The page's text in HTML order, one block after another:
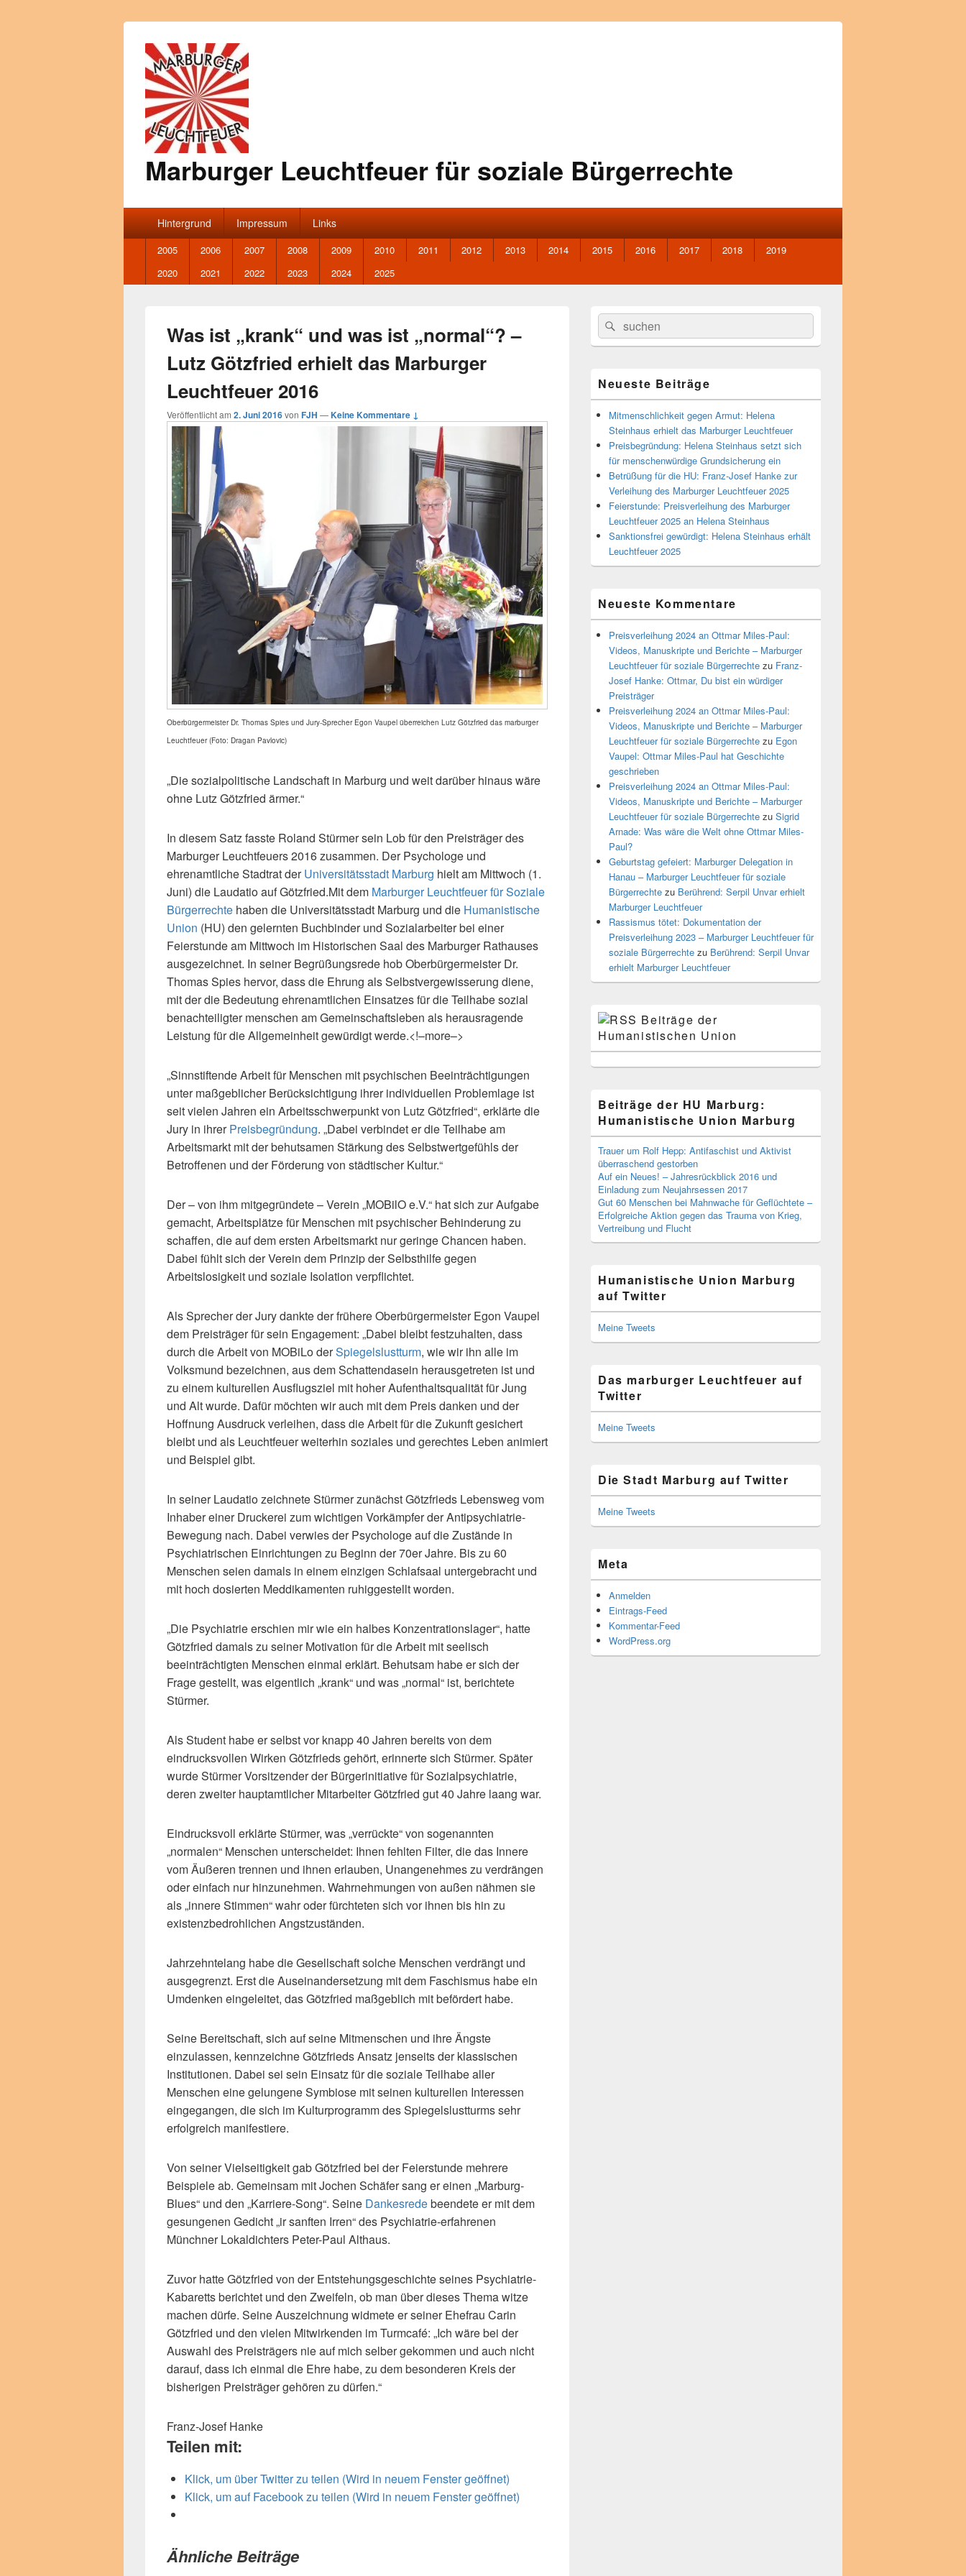
Marburger Leuchtfeuer für soziale Bürgerrechte
HauptmenüHintergrund Impressum Links
Secondary
2005 2006 2007 2008 2009 2010 2011 2012 2013 2014 2015 2016 2017 2018
2019
2020
2021 2022 2023 2024 2025
Was ist „krank“ und was ist „normal“? –
Lutz Götzfried erhielt das Marburger
Leuchtfeuer 2016
Veröffentlicht am 2. Juni 2016von FJH —Keine Kommentare ↓
Oberbürgermeister Dr. Thomas Spies und Jury-Sprecher Egon Vaupel überreichen Lutz Götzfried das marburger
Leuchtfeuer (Foto: Dragan Pavlovic)
„Die sozialpolitische Landschaft in Marburg und weit darüber hinaus wäre
ohne Lutz Götzfried ärmer.“
In diesem Satz fasste Roland Stürmer sein Lob für den Preisträger des
Marburger Leuchtfeuers 2016 zusammen. Der Psychologe und
ehrenamtliche Stadtrat derUniversitätsstadt Marburg hielt am Mittwoch (1.
Juni) die Laudatio auf Götzfried.Mit dem Marburger Leuchtfeuer für Soziale
Bürgerrechte haben die Universitätsstadt Marburg und die Humanistische
Union (HU) den gelernten Buchbinder und Sozialarbeiter bei einer
Feierstunde am Mittwoch im Historischen Saal des Marburger Rathauses
ausgezeichnet. In seiner Begrüßungsrede hob Oberbürgermeister Dr.
Thomas Spies hervor, dass die Ehrung als Selbstvergewisserung diene,
mit der die Bedeutung ehrenamtlichen Einsatzes für die Teilhabe sozial
benachteiligter menschen am Gemeinschaftsleben als herausragende
Leistung für die Allgemeinheit gewürdigt werde.<!–more–>
„Sinnstiftende Arbeit für Menschen mit psychischen Beeinträchtigungen
unter maßgeblicher Berücksichtigung ihrer individuellen Problemlage ist
seit vielen Jahren ein Arbeitsschwerpunkt von Lutz Götzfried“, erklärte die
Jury in ihrerPreisbegründung. „Dabei verbindet er die Teilhabe am
Arbeitsmarkt mit der behutsamen Stärkung des Selbstwertgefühls der
Betroffenen und der Förderung von städtischer Kultur.“
Der – von ihm mitgegründete – Verein „MOBilO e.V.“ hat sich zur Aufgabe
gemacht, Arbeitsplätze für Menschen mit psychischer Behinderung zu
schaffen, die auf dem ersten Arbeitsmarkt nur geringe Chancen haben.
Dabei fühlt sich der Verein dem Prinzip der Selbsthilfe gegen
Arbeitslosigkeit und soziale Isolation verpflichtet.
Als Sprecher der Jury dankte der frühere Oberbürgermeister Egon Vaupel
dem Preisträger für sein Engagement: „Dabei bleibt festzuhalten, dass
durch die Arbeit von MOBiLo derSpiegelslustturm, wie wir ihn alle im
Volksmund bezeichnen, aus dem Schattendasein herausgetreten ist und
zu einem kulturellen Ausflugsziel mit hoher Aufenthaltsqualität für Jung
und Alt wurde. Dafür möchten wir auch mit dem Preis danken und der
Hoffnung Ausdruck verleihen, dass die Arbeit für die Zukunft gesichert
bleibt und als Leuchtfeuer weiterhin soziales und gerechtes Leben animiert
und Beispiel gibt.
In seiner Laudatio zeichnete Stürmer zunächst Götzfrieds Lebensweg vom
Inhaber einer Druckerei zum wichtigen Vorkämpfer der Antipsychiatrie-
Bewegung nach. Dabei verwies der Psychologe auf die Zustände in
Psychiatrischen Einrichtungen zu Beginn der 70er Jahre. Bis zu 60
Menschen seien damals in einem einzigen Schlafsaal untergebracht und
mit hoch dosierten Meddikamenten ruhiggestellt worden.
„Die Psychiatrie erschien mir wie ein halbes Konzentrationslager“, hatte
Götzfried damals zu seiner Motivation für die Arbeit mit seelisch
beeinträchtigten Menschen einmal erklärt. Behutsam habe er sich der
Frage gestellt, was eigentlich „krank“ und was „normal“ ist, berichtete
Stürmer.
Als Student habe er selbst vor knapp 40 Jahren bereits von dem
eindrucksvollen Wirken Götzfrieds gehört, erinnerte sich Stürmer. Später
wurde Stürmer Vorsitzender der Bürgerinitiative für Sozialpsychiatrie,
deren zweiter hauptamtlicher Mitarbeiter Götzfried gut 40 Jahre laang war.
Eindrucksvoll erklärte Stürmer, was „verrückte“ von sogenannten
„normalen“ Menschen unterscheidet: Ihnen fehlten Filter, die das Innere
vom Äußeren trennen und ihnen erlauben, Unangenehmes zu verdrängen
oder einfach nur hinzunehmen. Wahrnehmungen von außen nähmen sie
als „innere Stimmen“ wahr oder fürchteten sich vor ihnen bis hin zu
existenzbedrohlichen Angstzuständen.
Jahrzehntelang habe die Gesellschaft solche Menschen verdrängt und
ausgegrenzt. Erst die Auseinandersetzung mit dem Faschismus habe ein
Umdenken eingeleitet, das Götzfried maßgeblich mit befördert habe.
Seine Bereitschaft, sich auf seine Mitmenschen und ihre Ängste
einzulassen, kennzeichne Götzfrieds Ansatz jenseits der klassischen
Institutionen. Dabei sei sein Einsatz für die soziale Teilhabe aller
Menschen eine gelungene Symbiose mit seinen kulturellen Interessen
eingegangen, die sich im Kulturprogramm des Spiegelslustturms sehr
erfolgreich manifestiere.
Von seiner Vielseitigkeit gab Götzfried bei der Feierstunde mehrere
Beispiele ab. Gemeinsam mit Jochen Schäfer sang er einen „Marburg-
Blues“ und den „Karriere-Song“. Seine Dankesredebeendete er mit dem
gesungenen Gedicht „ir sanften Irren“ des Psychiatrie-erfahrenen
Münchner Lokaldichters Peter-Paul Althaus.
Zuvor hatte Götzfried von der Entstehungsgeschichte seines Psychiatrie-
Kabaretts berichtet und den Zweifeln, ob man über dieses Thema witze
machen dürfe. Seine Auszeichnung widmete er seiner Ehefrau Carin
Götzfried und den vielen Mitwirkenden im Turmcafé: „Ich wäre bei der
Auswahl des Preisträgers nie auf mich selber gekommen und auch nicht
darauf, dass ich einmal die Ehre habe, zu dem besonderen Kreis der
bisherigen Preisträger gehören zu dürfen.“
Franz-Josef Hanke
Teilen mit:
Klick, um über Twitter zu teilen (Wird in neuem Fenster geöffnet)
Klick, um auf Facebook zu teilen (Wird in neuem Fenster geöffnet)
Ähnliche Beiträge
Primärer
Seitenleisten
Widget-
Bereich
Search
for:
Suche
Neueste Beiträge
Mitmenschlichkeit gegen Armut: Helena
Steinhaus erhielt das Marburger Leuchtfeuer
Preisbegründung: Helena Steinhaus setzt sich
für menschenwürdige Grundsicherung ein
Betrüßung für die HU: Franz-Josef Hanke zur
Verleihung des Marburger Leuchtfeuer 2025
Feierstunde: Preisverleihung des Marburger
Leuchtfeuer 2025 an Helena Steinhaus
Sanktionsfrei gewürdigt: Helena Steinhaus erhält
Leuchtfeuer 2025
Neueste Kommentare
Preisverleihung 2024 an Ottmar Miles-Paul:
Videos, Manuskripte und Berichte – Marburger
Leuchtfeuer für soziale Bürgerrechte zu Franz-
Josef Hanke: Ottmar, Du bist ein würdiger
Preisträger
Preisverleihung 2024 an Ottmar Miles-Paul:
Videos, Manuskripte und Berichte – Marburger
Leuchtfeuer für soziale Bürgerrechte zu Egon
Vaupel: Ottmar Miles-Paul hat Geschichte
geschrieben
Preisverleihung 2024 an Ottmar Miles-Paul:
Videos, Manuskripte und Berichte – Marburger
Leuchtfeuer für soziale Bürgerrechte zu Sigrid
Arnade: Was wäre die Welt ohne Ottmar Miles-
Paul?
Geburtstag gefeiert: Marburger Delegation in
Hanau – Marburger Leuchtfeuer für soziale
Bürgerrechte zu Berührend: Serpil Unvar erhielt
Marburger Leuchtfeuer
Rassismus tötet: Dokumentation der
Preisverleihung 2023 – Marburger Leuchtfeuer für
soziale Bürgerrechte zu Berührend: Serpil Unvar
erhielt Marburger Leuchtfeuer
Beiträge der
Humanistischen Union
Beiträge der HU Marburg:
Humanistische Union Marburg
Trauer um Rolf Hepp: Antifaschist und Aktivist
überraschend gestorben
Auf ein Neues! – Jahresrückblick 2016 und
Einladung zum Neujahrsessen 2017
Gut 60 Menschen bei Mahnwache für Geflüchtete –
Erfolgreiche Aktion gegen das Trauma von Krieg,
Vertreibung und Flucht
Humanistische Union Marburg
auf Twitter
Meine Tweets
Das marburger Leuchtfeuer auf
Twitter
Meine Tweets
Die Stadt Marburg auf Twitter
Meine Tweets
Meta
Anmelden
Eintrags-Feed
Kommentar-Feed
WordPress.org